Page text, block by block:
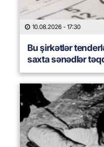
10.08.2026 - 17:30
Bu şirkətlər
saxta sənədlər